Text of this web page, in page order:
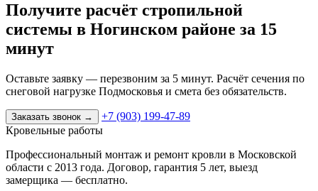
Получите расчёт стропильной
системы в Ногинском районе за 15
минут
Оставьте заявку — перезвоним за 5 минут. Расчёт сечения по
снеговой нагрузке Подмосковья и смета без обязательств.
Заказать звонок →
+7 (903) 199-47-89
Кровельные работы
Профессиональный монтаж и ремонт кровли в Московской
области с 2013 года. Договор, гарантия 5 лет, выезд
замерщика — бесплатно.